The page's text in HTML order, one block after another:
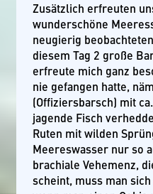
Zusätzlich erfreuten
wunderschöne
neugierig
diesem Tag 2 große
erfreute mich ganz
nie gefangen hatte,
(Offiziersbarsch) mit
jagende Fisch
Ruten mit wilden
Meereswasser nur so
brachiale Vehemenz,
scheint, muss man